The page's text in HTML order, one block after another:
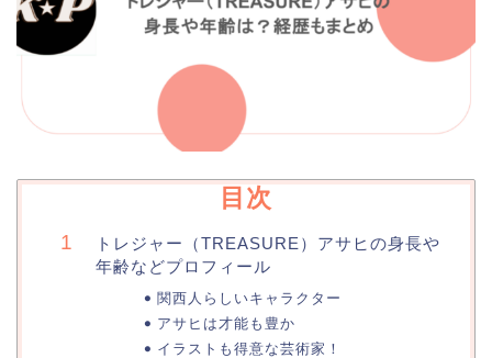
目次
トレジャー（TREASURE）アサヒの身長や
年齢などプロフィール
関西人らしいキャラクター
アサヒは才能も豊か
イラストも得意な芸術家！